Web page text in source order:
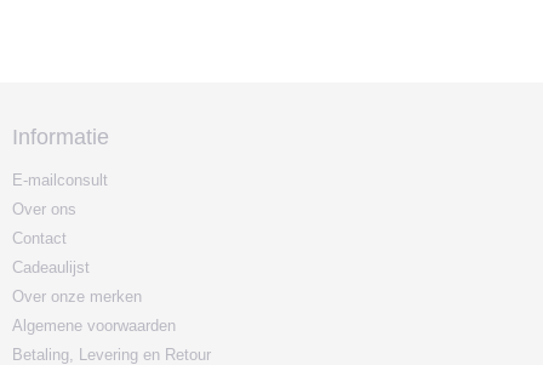
Informatie
E-mailconsult
Over ons
Contact
Cadeaulijst
Over onze merken
Algemene voorwaarden
Betaling, Levering en Retour